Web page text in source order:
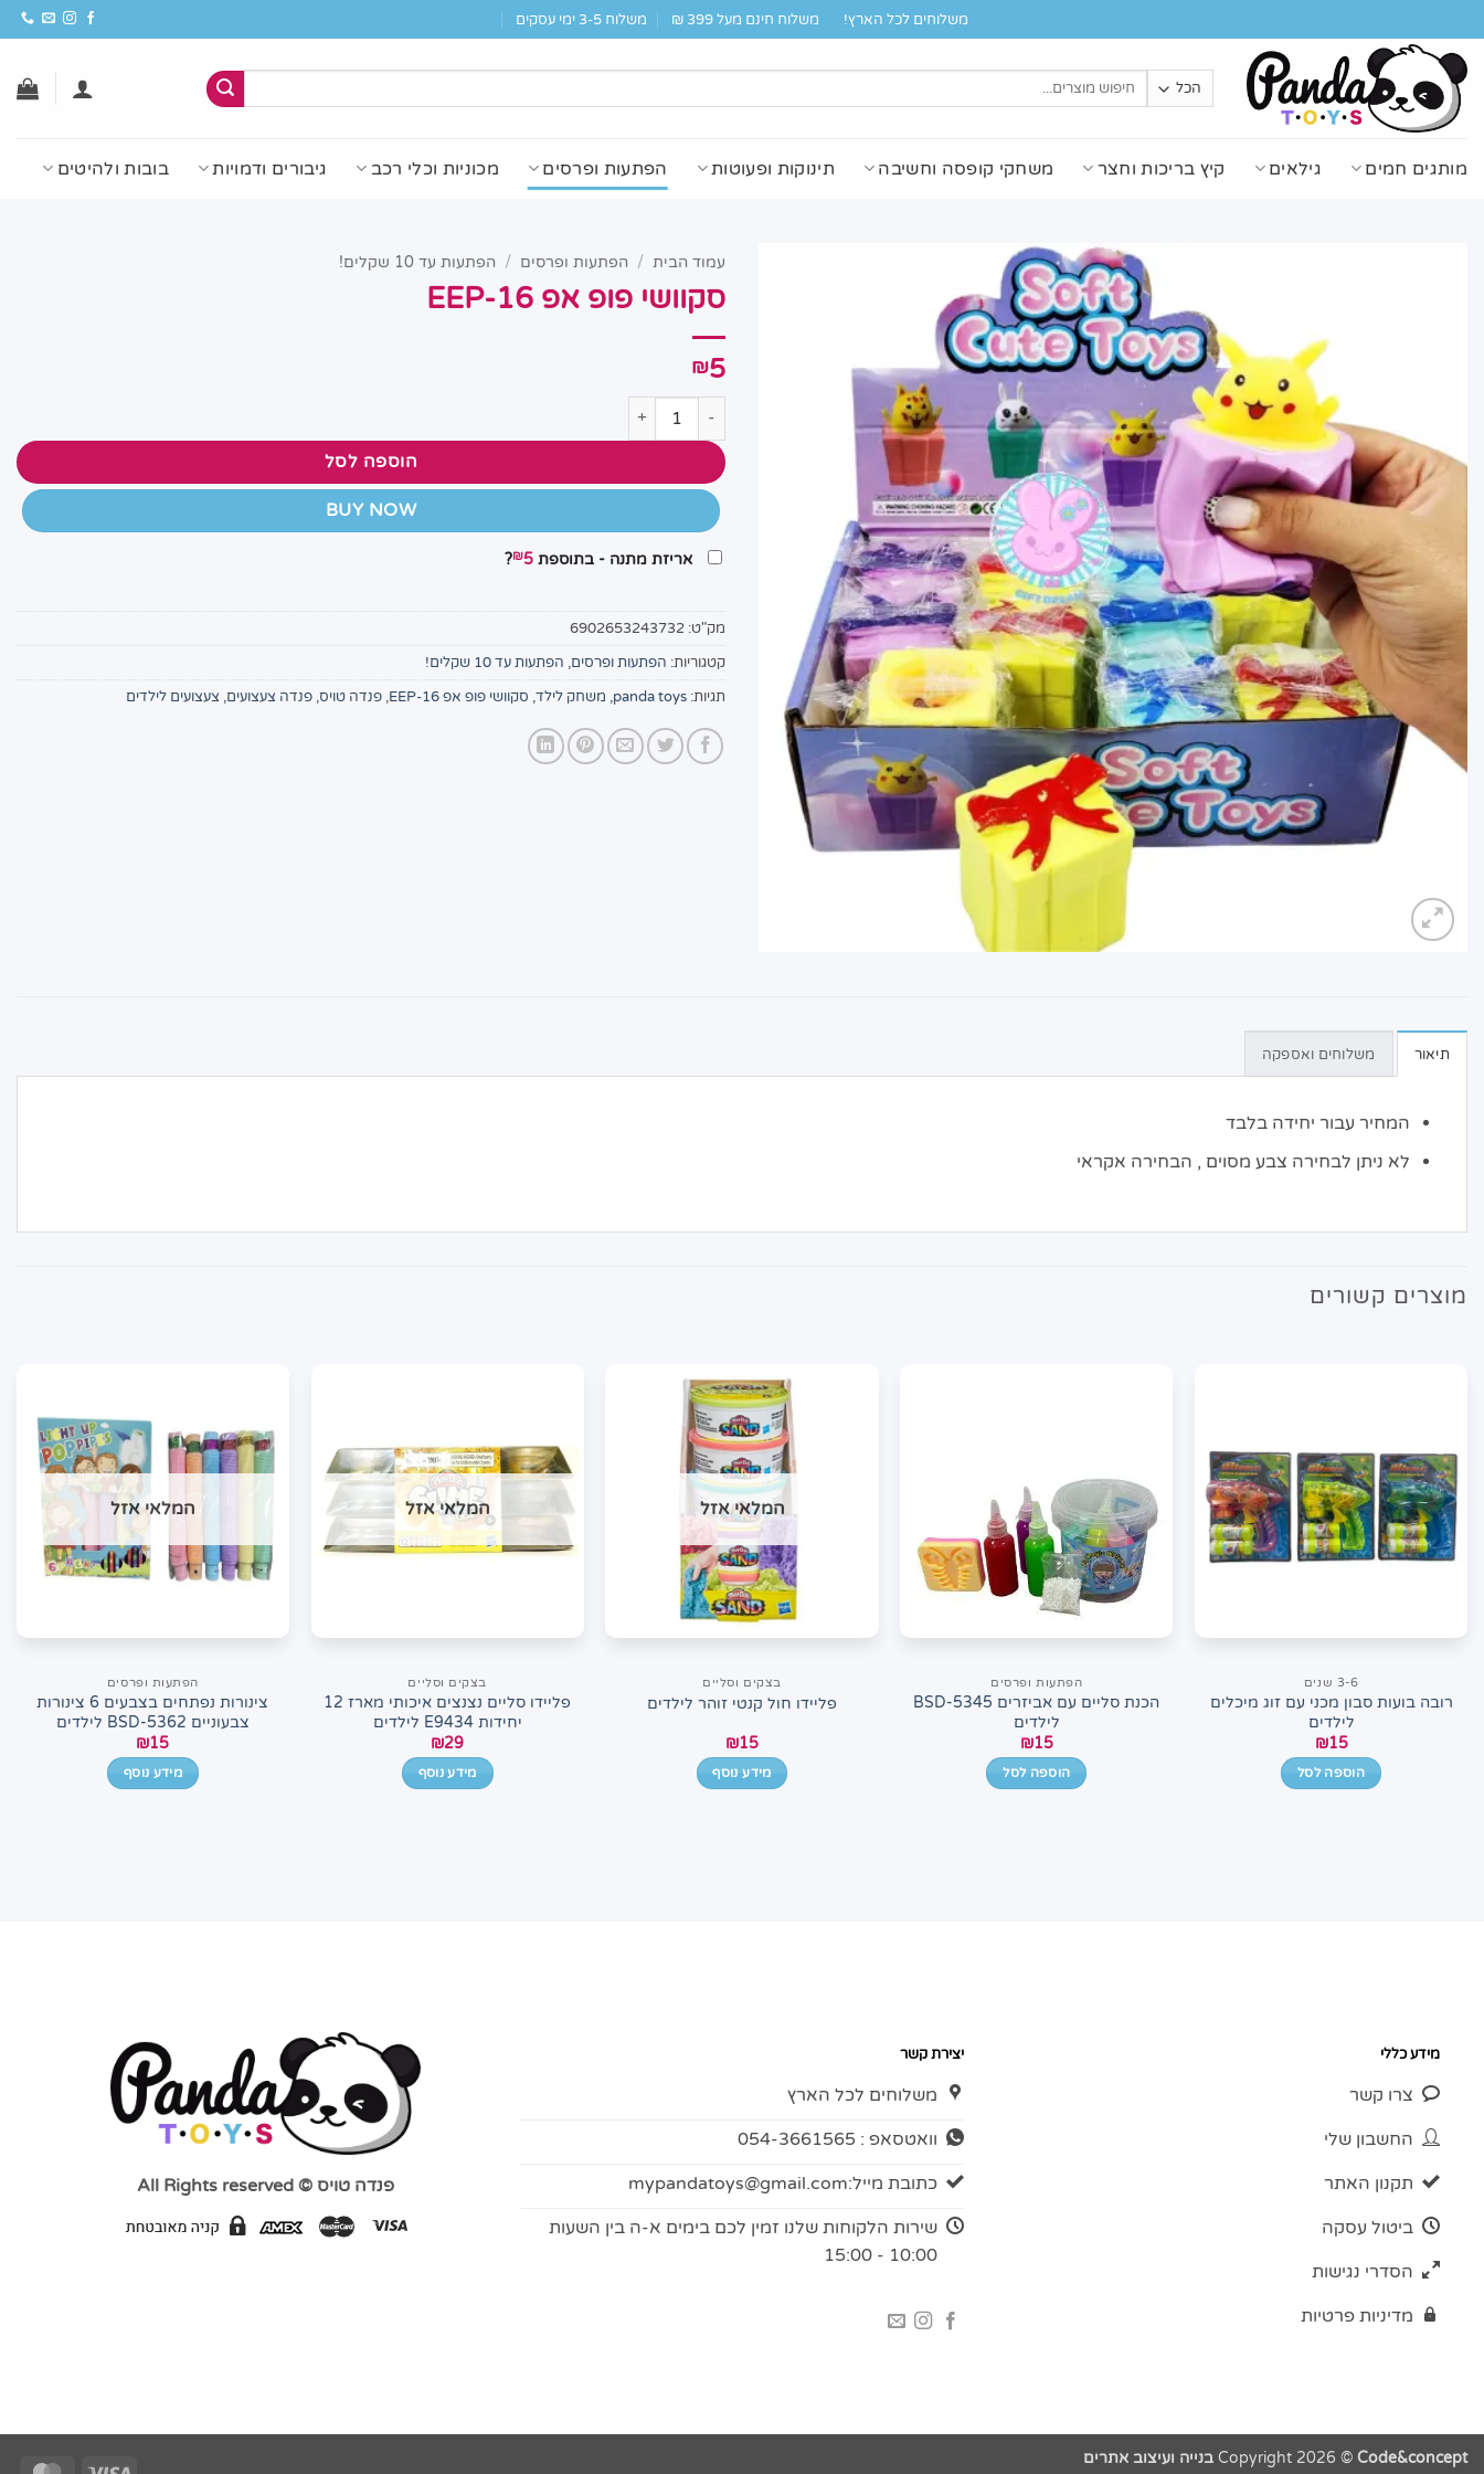
to
content
משלוחים לכל הארץ! משלוח חינם מעל 399 ₪ משלוח 3-5 ימי עסקים
מותגים חמים גילאים קיץ בריכות וחצר משחקי קופסה וחשיבה תינוקות ופעוטות הפתעות ופרסים מכוניות וכלי רכב גיבורים ודמויות בובות ולהיטים
עמוד הבית / הפתעות ופרסים / הפתעות עד 10 שקלים!
סקוושי פופ אפ EEP-16
₪5
כמות של סקוושי פופ אפ EEP-16
הוספה לסל
BUY NOW
אריזת מתנה - בתוספת ₪5
?
מק"ט: 6902653243732
קטגוריות: הפתעות ופרסים, הפתעות עד 10 שקלים!
תגיות: panda toys
, משחק לילד, סקוושי פופ אפ EEP-16 , פנדה טויס, פנדה צעצועים, צעצועים לילדים
תיאור משלוחים ואספקה
המחיר עבור יחידה בלבד
לא ניתן לבחירה צבע מסוים , הבחירה אקראי
מוצרים קשורים
3-6 שנים
רובה בועות סבון מכני עם זוג מיכלים
לילדים
₪15
הוספה לסל
הפתעות ופרסים
הכנת סליים עם אביזרים BSD-5345
לילדים
₪15
הוספה לסל
המלאי אזל
בצקים וסליים
פליידו חול קנטי זוהר לילדים
₪15
מידע נוסף
המלאי אזל
בצקים וסליים
פליידו סליים נצנצים איכותי מארז 12
יחידות E9434 לילדים
₪29
מידע נוסף
המלאי אזל
הפתעות ופרסים
צינורות נפתחים בצבעים 6 צינורות
צבעוניים BSD-5362 לילדים
₪15
מידע נוסף
מידע כללי
צרו קשר
החשבון שלי
תקנון האתר
ביטול עסקה
הסדרי נגישות
מדיניות פרטיות
יצירת קשר
משלוחים לכל הארץ
וואטסאפ : 054-3661565
כתובת מייל:mypandatoys@gmail.com
שירות הלקוחות שלנו זמין לכם בימים א-ה בין השעות
10:00 - 15:00
פנדה טויס © All Rights reserved
Copyright 2026 © Code&concept בנייה ועיצוב אתרים